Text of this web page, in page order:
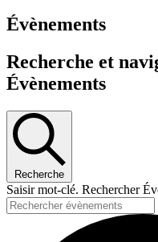
Évènements
Recherche et
Évènements
Recherche
Saisir mot-clé. Rechercher